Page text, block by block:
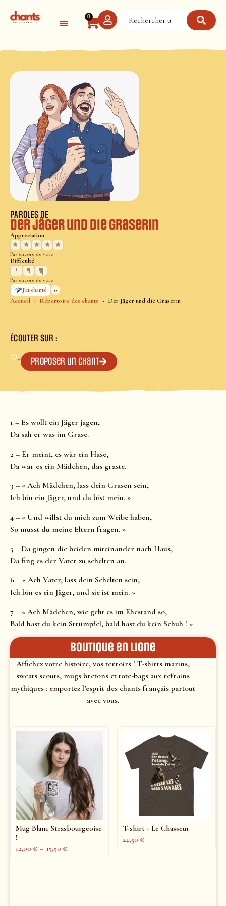
0
Accueil Répertoire des chants Der Jäger und die Graserin
PAROLES DE
Der Jäger und die Graserin
Appréciation
★
★ ★ ★ ★
Pas encore de vote
Difficulté
Pas encore de vote
J’ai chanté
0
ÉCOUTER SUR :
♡+ Proposer un chant
1 – Es wollt ein Jäger jagen,
Da sah er was im Grase.
2 – Er meint, es wär ein Hase,
Da war es ein Mädchen, das graste.
3 – « Ach Mädchen, lass dein Grasen sein,
Ich bin ein Jäger, und du bist mein. »
4 – « Und willst du mich zum Weibe haben,
So musst du meine Eltern fragen. »
5 – Da gingen die beiden miteinander nach Haus,
Da fing es der Vater zu schelten an.
6 – « Ach Vater, lass dein Schelten sein,
Ich bin es ein Jäger, und sie ist mein. »
7 – « Ach Mädchen, wie geht es im Ehestand so,
Bald hast du kein Strümpfel, bald hast du kein Schuh ! »
Boutique en ligne
Affichez votre histoire, vos terroirs ! T-shirts marins,
sweats scouts, mugs bretons et tote-bags aux refrains
mythiques : emportez l’esprit des chants français partout
avec vous.
Mug Blanc Strasbourgeoise
!
12,00 € – 15,50 €
T-shirt - Le Chasseur
24,50 €